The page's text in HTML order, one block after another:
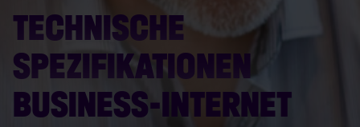
TECHNISCHE
SPEZIFIKATIONEN
BUSINESS-INTERNET